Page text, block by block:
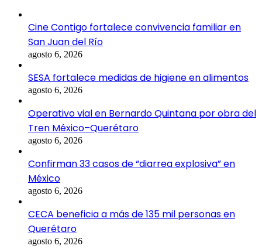
Cine Contigo fortalece convivencia familiar en
San Juan del Río
agosto 6, 2026
SESA fortalece medidas de higiene en alimentos
agosto 6, 2026
Operativo vial en Bernardo Quintana por obra del
Tren México–Querétaro
agosto 6, 2026
Confirman 33 casos de “diarrea explosiva” en
México
agosto 6, 2026
CECA beneficia a más de 135 mil personas en
Querétaro
agosto 6, 2026